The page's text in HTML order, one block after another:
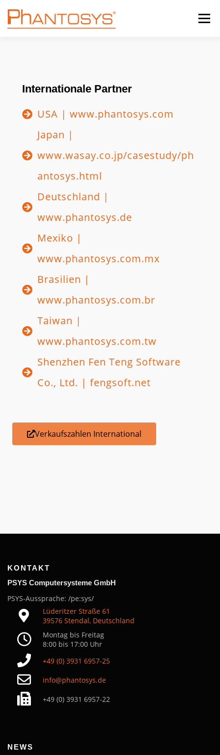
Menü
TRIAL-VERSION MEHR ...
Phantosys Home
Referenzen
Screenshots
News
Funktionen
Systemvoraussetzungen
Neu in Version 10
Warum Phantosys?
Reseller/Exklusivpartner werden
SERVICEBEREICH
Internationale Partner
USA | www.phantosys.com
Japan |
www.wasay.co.jp/casestudy/ph
antosys.html
Deutschland |
www.phantosys.de
Mexiko |
www.phantosys.com.mx
Brasilien |
www.phantosys.com.br
Taiwan |
www.phantosys.com.tw
Shenzhen Fen Teng Software
Co., Ltd. | fengsoft.net
Verkaufszahlen International
KONTAKT
PSYS Computersysteme GmbH
PSYS-Aussprache: /pe:sys/
Lüderitzer Straße 61
39576 Stendal, Deutschland
Montag bis Freitag
8:00 bis 17:00 Uhr
+49 (0) 3931 6957-25
info@phantosys.de
+49 (0) 3931 6957-22
NEWS